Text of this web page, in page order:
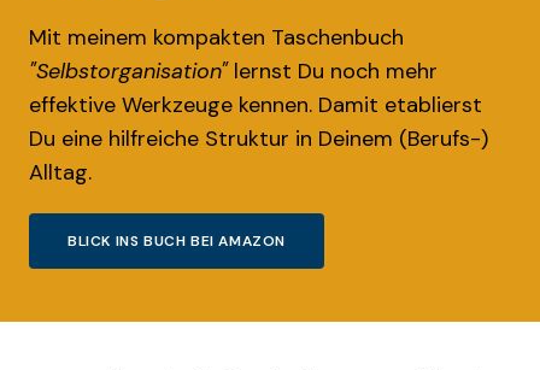
Mit meinem kompakten Taschenbuch
"Selbstorganisation"lernst Du noch mehr
effektive Werkzeuge kennen. Damit etablierst
Du eine hilfreiche Struktur in Deinem (Berufs-)
Alltag.
BLICK INS BUCH BEI AMAZON